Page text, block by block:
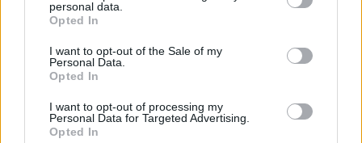
grant or deny consent to Google and its third-party tags to
use your data for below specified purposes in below Google
consent section.
personal data.
Opted In
I want to opt-out of the Sale of my
Personal Data.
Opted In
I want to opt-out of processing my
Personal Data for Targeted Advertising.
Opted In
Continua a leggere